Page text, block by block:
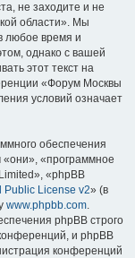
не заходите и не
области». Мы
любое время и
однако с вашей
этот текст на
«Форум Москвы
условий означает
обеспечения
«программное
«phpBB
Public License v2» (в
www.phpbb.com.
phpBB строго
и phpBB
конференций